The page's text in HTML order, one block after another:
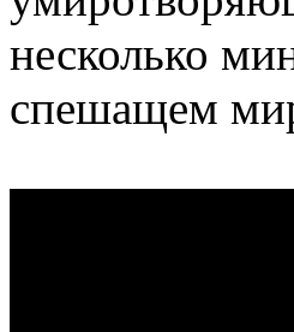
несколько
спешащем